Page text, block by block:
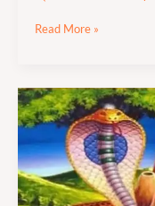
Read More »
श्री
नवनाग
|
Shree
Nav